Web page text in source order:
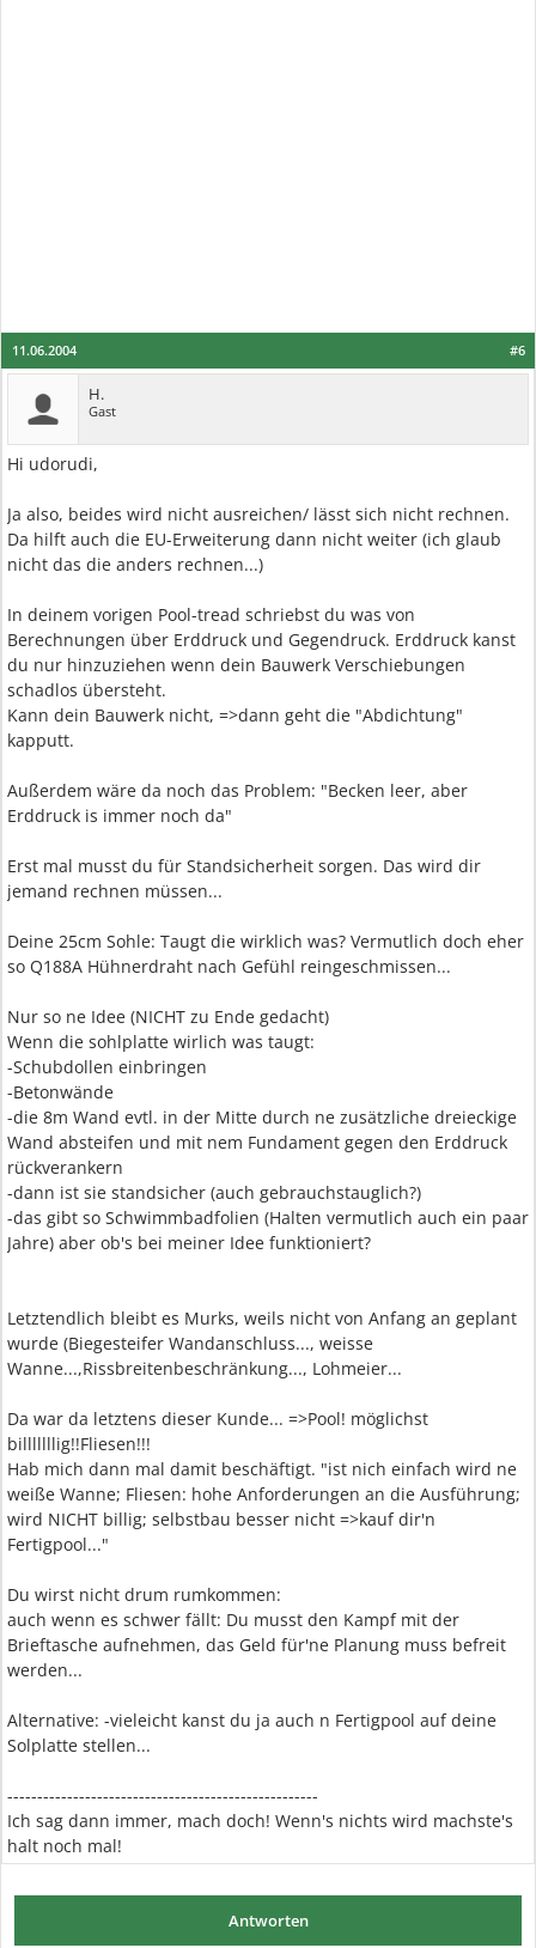
#6
11.06.2004
H.
Gast
Hi udorudi,
Ja also, beides wird nicht ausreichen/ lässt sich nicht rechnen.
Da hilft auch die EU-Erweiterung dann nicht weiter (ich glaub
nicht das die anders rechnen...)
In deinem vorigen Pool-tread schriebst du was von
Berechnungen über Erddruck und Gegendruck. Erddruck kanst
du nur hinzuziehen wenn dein Bauwerk Verschiebungen
schadlos übersteht.
Kann dein Bauwerk nicht, =>dann geht die "Abdichtung"
kapputt.
Außerdem wäre da noch das Problem: "Becken leer, aber
Erddruck is immer noch da"
Erst mal musst du für Standsicherheit sorgen. Das wird dir
jemand rechnen müssen...
Deine 25cm Sohle: Taugt die wirklich was? Vermutlich doch eher
so Q188A Hühnerdraht nach Gefühl reingeschmissen...
Nur so ne Idee (NICHT zu Ende gedacht)
Wenn die sohlplatte wirlich was taugt:
-Schubdollen einbringen
-Betonwände
-die 8m Wand evtl. in der Mitte durch ne zusätzliche dreieckige
Wand absteifen und mit nem Fundament gegen den Erddruck
rückverankern
-dann ist sie standsicher (auch gebrauchstauglich?)
-das gibt so Schwimmbadfolien (Halten vermutlich auch ein paar
Jahre) aber ob's bei meiner Idee funktioniert?
Letztendlich bleibt es Murks, weils nicht von Anfang an geplant
wurde (Biegesteifer Wandanschluss..., weisse
Wanne...,Rissbreitenbeschränkung..., Lohmeier...
Da war da letztens dieser Kunde... =>Pool! möglichst
billlllllig!!Fliesen!!!
Hab mich dann mal damit beschäftigt. "ist nich einfach wird ne
weiße Wanne; Fliesen: hohe Anforderungen an die Ausführung;
wird NICHT billig; selbstbau besser nicht =>kauf dir'n
Fertigpool..."
Du wirst nicht drum rumkommen:
auch wenn es schwer fällt: Du musst den Kampf mit der
Brieftasche aufnehmen, das Geld für'ne Planung muss befreit
werden...
Alternative: -vieleicht kanst du ja auch n Fertigpool auf deine
Solplatte stellen...
----------------------------------------------------
Ich sag dann immer, mach doch! Wenn's nichts wird machste's
halt noch mal!
Antworten